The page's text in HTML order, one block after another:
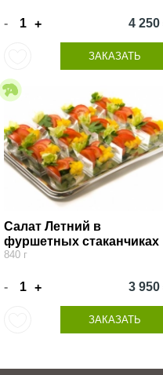
- + 4 250
ЗАКАЗАТЬ
Салат Летний в
фуршетных стаканчиках
840 г
- + 3 950
ЗАКАЗАТЬ